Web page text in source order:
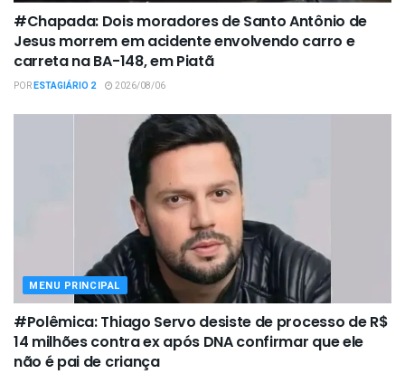
#Chapada: Dois moradores de Santo Antônio de
Jesus morrem em acidente envolvendo carro e
carreta na BA-148, em Piatã
PORESTAGIÁRIO 2 2026/08/06
MENU PRINCIPAL
#Polêmica: Thiago Servo desiste de processo de R$
14 milhões contra ex após DNA confirmar que ele
não é pai de criança